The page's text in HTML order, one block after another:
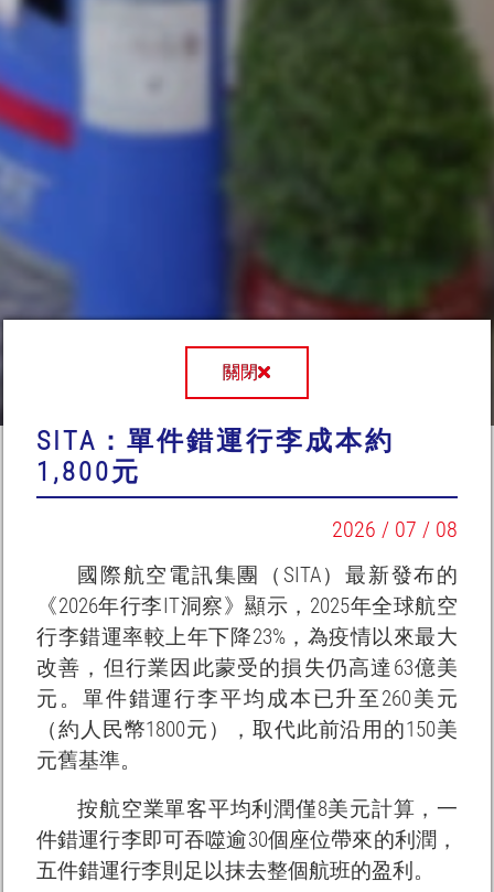
關閉
SITA：單件錯運行李成本約
1,800元
2026 / 07 / 08
國際航空電訊集團（SITA）最新發布的
《2026年行李IT洞察》顯示，2025年全球航空
行李錯運率較上年下降23%，為疫情以來最大
改善，但行業因此蒙受的損失仍高達63億美
元。單件錯運行李平均成本已升至260美元
（約人民幣1800元），取代此前沿用的150美
元舊基準。
按航空業單客平均利潤僅8美元計算，一
件錯運行李即可吞噬逾30個座位帶來的利潤，
五件錯運行李則足以抹去整個航班的盈利。